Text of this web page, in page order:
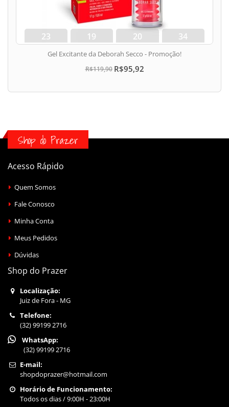
23
dias
19
hora
20
min
33
seg
Gel Excitante da Deborah Secco - Promoção!
R$119,90 R$95,92
Shop do Prazer
Acesso Rápido
Quem Somos
Fale Conosco
Minha Conta
Meus Pedidos
Dúvidas
Shop do Prazer
Localização:
Juiz de Fora - MG
Telefone:
(32) 99199 2716
WhatsApp:
(32) 99199 2716
E-mail:
shopdoprazer@hotmail.com
Horário de Funcionamento:
Todos os dias / 9:00H - 23:00H